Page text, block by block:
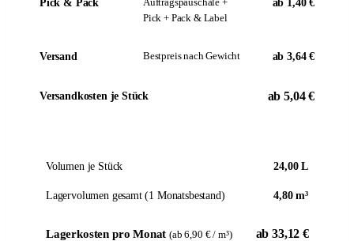
Pick & Pack
Pick + Pack & Label
ab 1,40 €
Versand Bestpreis nach Gewicht ab 3,64 €
Versandkosten je Stück ab 5,04 €
Volumen je Stück 24,00 L
Lagervolumen gesamt (1 Monatsbestand) 4,80 m³
Lagerkosten pro Monat(ab 6,90 € / m³) ab 33,12 €